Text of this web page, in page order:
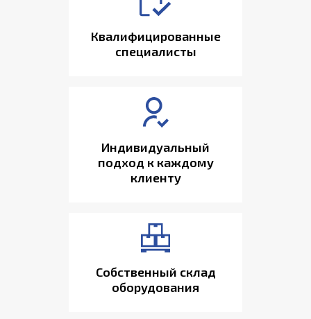
Квалифицированные
специалисты
Индивидуальный
подход к каждому
клиенту
Собственный склад
оборудования